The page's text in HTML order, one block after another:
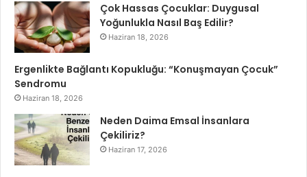
Çok Hassas Çocuklar: Duygusal
Yoğunlukla Nasıl Baş Edilir?
Haziran 18, 2026
Ergenlikte Bağlantı Kopukluğu: “Konuşmayan Çocuk”
Sendromu
Haziran 18, 2026
Neden Daima Emsal İnsanlara
Çekiliriz?
Haziran 17, 2026